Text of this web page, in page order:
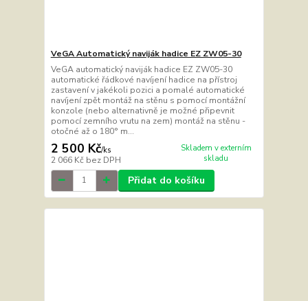
VeGA Automatický naviják hadice EZ ZW05-30
VeGA automatický naviják hadice EZ ZW05-30
automatické řádkové navíjení hadice na přístroj
zastavení v jakékoli pozici a pomalé automatické
navíjení zpět montáž na stěnu s pomocí montážní
konzole (nebo alternativně je možné připevnit
pomocí zemního vrutu na zem) montáž na stěnu -
otočné až o 180° m...
2 500 Kč/ks
2 066 Kč bez DPH
Skladem v externím
skladu
Přidat do košíku